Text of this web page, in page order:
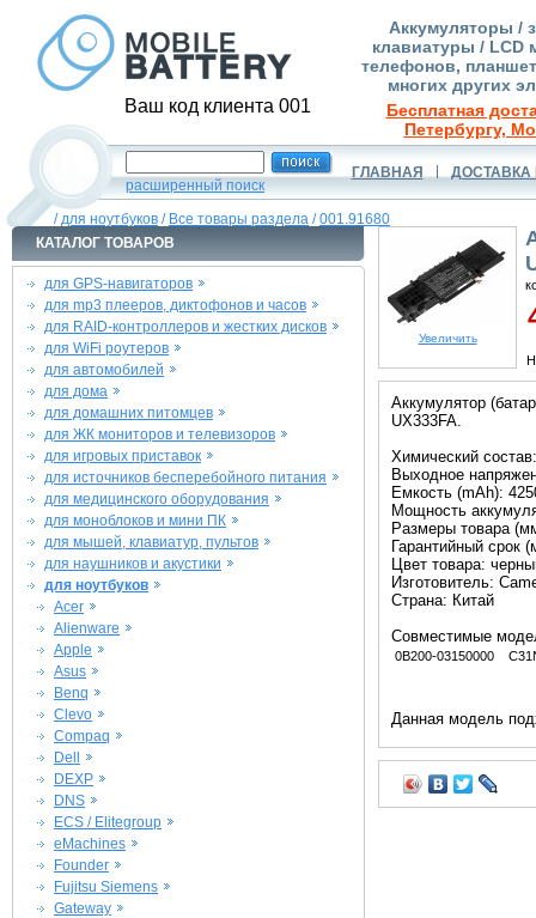
Ваш код клиента 001
Аккумуляторы /
клавиатуры / LCD
телефонов,
многих других
Бесплатная
Петербургу,
расширенный поиск
ГЛАВНАЯ ДОСТАВКА
/для ноутбуков / Все товары раздела /001.91680
КАТАЛОГ ТОВАРОВ
для GPS-навигаторов
для mp3 плееров, диктофонов и часов
для RAID-контроллеров и жестких дисков
для WiFi роутеров
для автомобилей
для дома
для домашних питомцев
для ЖК мониторов и телевизоров
для игровых приставок
для источников бесперебойного питания
для медицинского оборудования
для моноблоков и мини ПК
для мышей, клавиатур, пультов
для наушников и акустики
для ноутбуков
Acer
Alienware
Apple
Asus
Benq
Clevo
Compaq
Dell
DEXP
DNS
ECS / Elitegroup
eMachines
Founder
Fujitsu Siemens
Gateway
Увеличить
Аккумулятор
UX333FA.
Химический
Выходное
Емкость (mAh):
Мощность
Размеры товара
Гарантийный срок
Цвет товара:
Изготовитель:
Страна: Китай
Совместимые
0B200-03150000
Данная модель